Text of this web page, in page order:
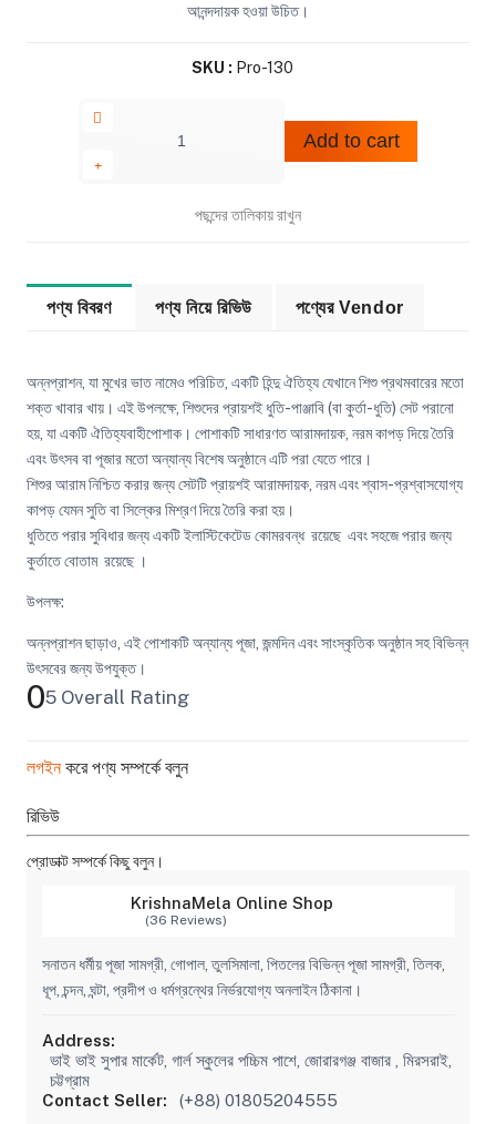
আনন্দদায়ক হওয়া উচিত।
SKU : Pro-130
Add to cart
পছন্দের তালিকায় রাখুন
পণ্য বিবরণ পণ্য নিয়ে রিভিউ পণ্যের Vendor
অন্নপ্রাশন, যা মুখের ভাত নামেও পরিচিত, একটি হিন্দু ঐতিহ্য যেখানে শিশু প্রথমবারের মতো
শক্ত খাবার খায়। এই উপলক্ষে, শিশুদের প্রায়শই ধুতি-পাঞ্জাবি (বা কুর্তা-ধুতি) সেট পরানো
হয়, যা একটি ঐতিহ্যবাহীপোশাক। পোশাকটি সাধারণত আরামদায়ক, নরম কাপড় দিয়ে তৈরি
এবং উৎসব বা পূজার মতো অন্যান্য বিশেষ অনুষ্ঠানে এটি পরা যেতে পারে।
শিশুর আরাম নিশ্চিত করার জন্য সেটটি প্রায়শই আরামদায়ক, নরম এবং শ্বাস-প্রশ্বাসযোগ্য
কাপড় যেমন সুতি বা সিল্কের মিশ্রণ দিয়ে তৈরি করা হয়।
ধুতিতে পরার সুবিধার জন্য একটি ইলাস্টিকেটেড কোমরবন্ধ রয়েছে এবং সহজে পরার জন্য
কুর্তাতে বোতাম রয়েছে ।
উপলক্ষ:
অন্নপ্রাশন ছাড়াও, এই পোশাকটি অন্যান্য পূজা, জন্মদিন এবং সাংস্কৃতিক অনুষ্ঠান সহ বিভিন্ন
উৎসবের জন্য উপযুক্ত।
05 Overall Rating
লগইনকরে পণ্য সম্পর্কে বলুন
রিভিউ
প্রোডাক্ট সম্পর্কে কিছু বলুন।
KrishnaMela Online Shop
(36 Reviews)
সনাতন ধর্মীয় পূজা সামগ্রী, গোপাল, তুলসিমালা, পিতলের বিভিন্ন পূজা সামগ্রী, তিলক,
ধূপ, চন্দন, ঘন্টা, প্রদীপ ও ধর্মগ্রন্থের নির্ভরযোগ্য অনলাইন ঠিকানা।
Address:
ভাই ভাই সুপার মার্কেট, গার্ল স্কুলের পচ্চিম পাশে, জোরারগঞ্জ বাজার , মিরসরাই,
চট্টগ্রাম
Contact Seller:
(+88) 01805204555